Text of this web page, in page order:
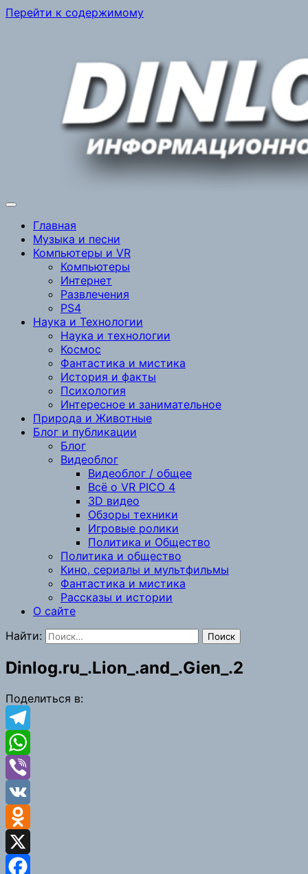
Перейти к содержимому
Главная
Музыка и песни
Компьютеры и VR
Компьютеры
Интернет
Развлечения
PS4
Наука и Технологии
Наука и технологии
Космос
Фантастика и мистика
История и факты
Психология
Интересное и занимательное
Природа и Животные
Блог и публикации
Блог
Видеоблог
Видеоблог / общее
Всё о VR PICO 4
3D видео
Обзоры техники
Игровые ролики
Политика и Общество
Политика и общество
Кино, сериалы и мультфильмы
Фантастика и мистика
Рассказы и истории
О сайте
Найти:
Dinlog.ru_.Lion_.and_.Gien_.2
Поделиться в:
Telegram
WhatsApp
Viber
VK
Odnoklassniki
X